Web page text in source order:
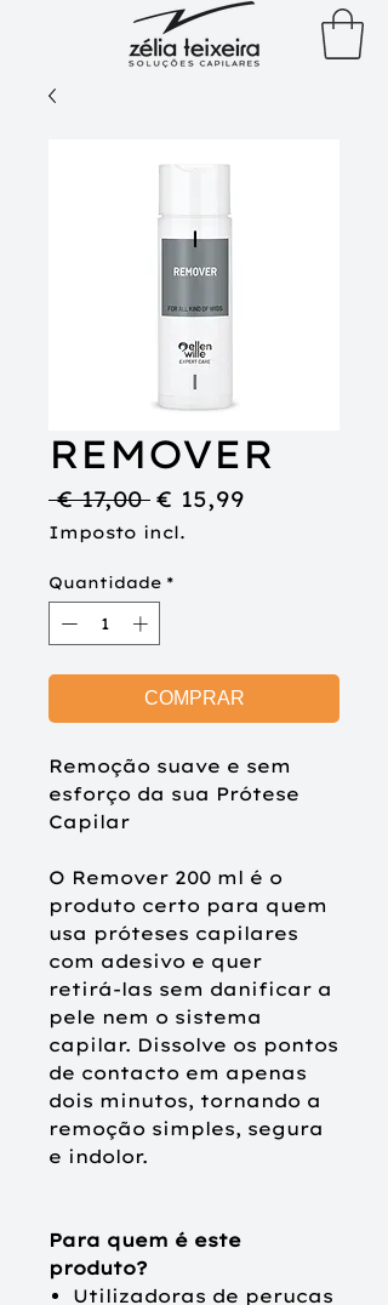
REMOVER
€ 17,00 Preço
normal
€ 15,99
Imposto incl.
Quantidade *
COMPRAR
Remoção suave e sem
esforço da sua Prótese
Capilar
O Remover 200 ml é o
produto certo para quem
usa próteses capilares
com adesivo e quer
retirá-las sem danificar a
pele nem o sistema
capilar. Dissolve os pontos
de contacto em apenas
dois minutos, tornando a
remoção simples, segura
e indolor.
Para quem é este
produto?
Utilizadoras de perucas